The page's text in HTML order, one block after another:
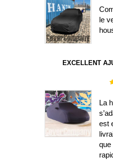
le
EXCELLENT
La
est
que